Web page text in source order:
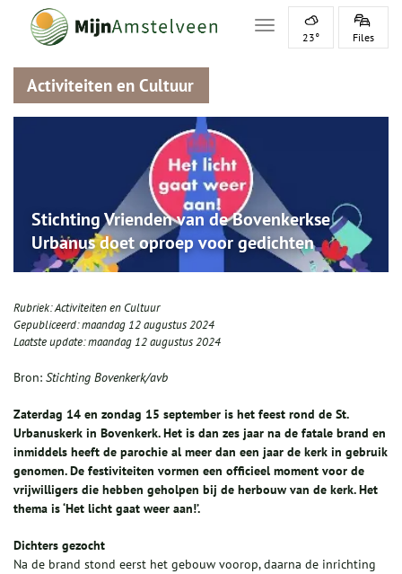
Toggle navigation
23° Files
Activiteiten en Cultuur
Stichting Vrienden van de Bovenkerkse
Urbanus doet oproep voor gedichten
Rubriek:Activiteiten en Cultuur
Gepubliceerd:maandag 12 augustus 2024
Laatste update:maandag 12 augustus 2024
Bron: Stichting Bovenkerk/avb
Zaterdag 14 en zondag 15 september is het feest rond de St.
Urbanuskerk in Bovenkerk. Het is dan zes jaar na de fatale brand en
inmiddels heeft de parochie al meer dan een jaar de kerk in gebruik
genomen. De festiviteiten vormen een officieel moment voor de
vrijwilligers die hebben geholpen bij de herbouw van de kerk. Het
thema is ‘Het licht gaat weer aan!’.
Dichters gezocht
Na de brand stond eerst het gebouw voorop, daarna de inrichting